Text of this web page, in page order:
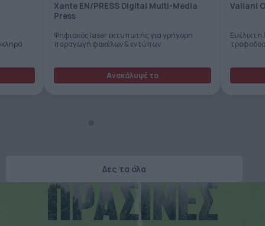
Xante EN/PRESS Digital Multi-Media
Press
Ψηφιακός laser εκτυπωτής για γρήγορη
παραγωγή φακέλων & εντύπων
Ανακάλυψέ το
Valiani
Δες τα όλα